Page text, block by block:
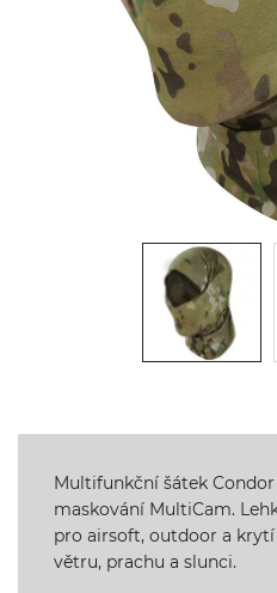
Multifunkční šátek
maskování MultiCam.
pro airsoft, outdoor a
větru, prachu a slunci.